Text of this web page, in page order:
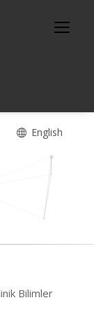
English
Bilimler